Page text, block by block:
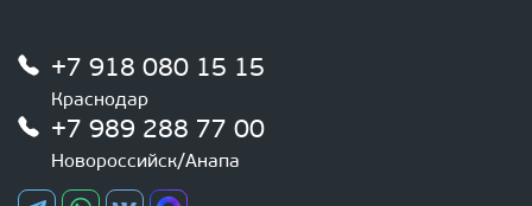
+7 918 080 15 15
Краснодар
+7 989 288 77 00
Новороссийск/Анапа